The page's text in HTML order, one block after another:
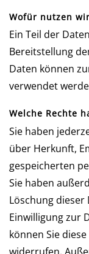
Wofür nutzen
Ein Teil der
Bereitstellung
Daten können
verwendet
Welche Rechte
Sie haben
über Herkunft,
gespeicherten
Sie haben
Löschung dieser
Einwilligung zur
können Sie
widerrufen.